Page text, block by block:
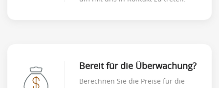
Bereit für die Überwachung?
Berechnen Sie die Preise für die